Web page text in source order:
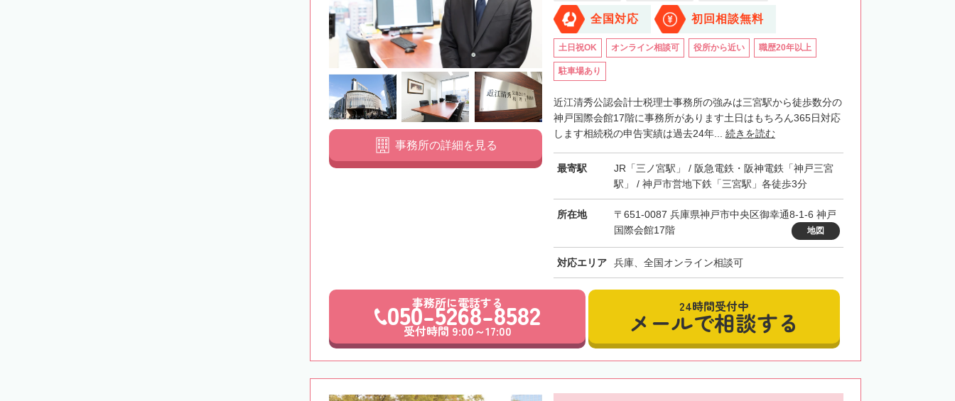
全国対応 初回相談無料
土日祝OK オンライン相談可 役所から近い 職歴20年以上
駐車場あり
近江清秀公認会計士税理士事務所の強みは三宮駅から徒歩数分の
神戸国際会館17階に事務所があります土日はもちろん365日対応
します相続税の申告実績は過去24年... 続きを読む
最寄駅
JR「三ノ宮駅」 / 阪急電鉄・阪神電鉄「神戸三宮
駅」 / 神戸市営地下鉄「三宮駅」各徒歩3分
所在地
〒651-0087 兵庫県神戸市中央区御幸通8-1-6 神戸
国際会館17階
地図
対応エリア 兵庫、全国オンライン相談可
事務所の詳細を見る
事務所に電話する
050-5268-8582
受付時間 9:00～17:00
24時間受付中
メールで相談する